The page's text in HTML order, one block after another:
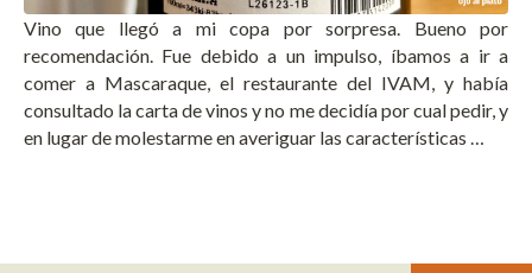
Vino que llegó a mi copa por sorpresa. Bueno por
recomendación. Fue debido a un impulso, íbamos a ir a
comer a Mascaraque, el restaurante del IVAM, y había
consultado la carta de vinos y no me decidía por cual pedir, y
en lugar de molestarme en averiguar las características …